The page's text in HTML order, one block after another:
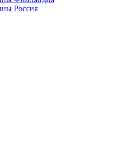
Россия